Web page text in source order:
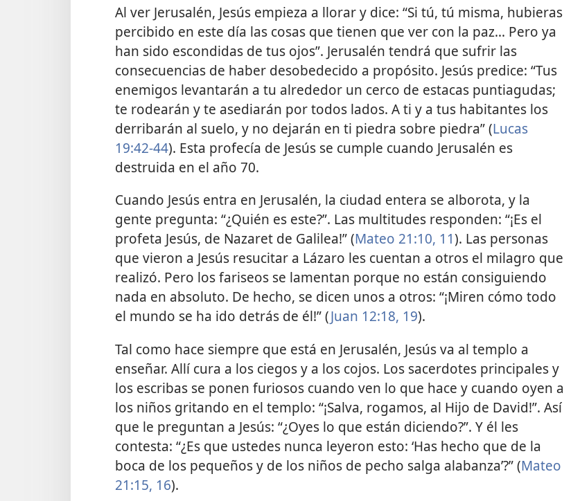
Al ver Jerusalén, Jesús empieza a llorar y dice: “Si tú, tú misma, hubieras
percibido en este día las cosas que tienen que ver con la paz... Pero ya
han sido escondidas de tus ojos”. Jerusalén tendrá que sufrir las
consecuencias de haber desobedecido a propósito. Jesús predice: “Tus
enemigos levantarán a tu alrededor un cerco de estacas puntiagudas;
te rodearán y te asediarán por todos lados. A ti y a tus habitantes los
derribarán al suelo, y no dejarán en ti piedra sobre piedra” (Lucas
19:42-44). Esta profecía de Jesús se cumple cuando Jerusalén es
destruida en el año 70.
Cuando Jesús entra en Jerusalén, la ciudad entera se alborota, y la
gente pregunta: “¿Quién es este?”. Las multitudes responden: “¡Es el
profeta Jesús, de Nazaret de Galilea!” (Mateo 21:10, 11). Las personas
que vieron a Jesús resucitar a Lázaro les cuentan a otros el milagro que
realizó. Pero los fariseos se lamentan porque no están consiguiendo
nada en absoluto. De hecho, se dicen unos a otros: “¡Miren cómo todo
el mundo se ha ido detrás de él!” (Juan 12:18, 19).
Tal como hace siempre que está en Jerusalén, Jesús va al templo a
enseñar. Allí cura a los ciegos y a los cojos. Los sacerdotes principales y
los escribas se ponen furiosos cuando ven lo que hace y cuando oyen a
los niños gritando en el templo: “¡Salva, rogamos, al Hijo de David!”. Así
que le preguntan a Jesús: “¿Oyes lo que están diciendo?”. Y él les
contesta: “¿Es que ustedes nunca leyeron esto: ‘Has hecho que de la
boca de los pequeños y de los niños de pecho salga alabanza’?” (Mateo
21:15, 16).